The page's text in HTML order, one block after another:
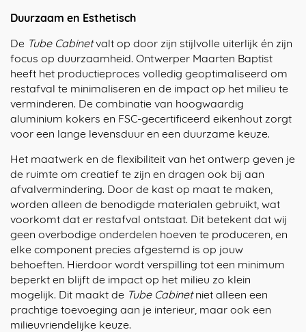
Duurzaam en Esthetisch
De Tube Cabinetvalt op door zijn stijlvolle uiterlijk én zijn
focus op duurzaamheid. Ontwerper Maarten Baptist
heeft het productieproces volledig geoptimaliseerd om
restafval te minimaliseren en de impact op het milieu te
verminderen. De combinatie van hoogwaardig
aluminium kokers en FSC-gecertificeerd eikenhout zorgt
voor een lange levensduur en een duurzame keuze.
Het maatwerk en de flexibiliteit van het ontwerp geven je
de ruimte om creatief te zijn en dragen ook bij aan
afvalvermindering. Door de kast op maat te maken,
worden alleen de benodigde materialen gebruikt, wat
voorkomt dat er restafval ontstaat. Dit betekent dat wij
geen overbodige onderdelen hoeven te produceren, en
elke component precies afgestemd is op jouw
behoeften. Hierdoor wordt verspilling tot een minimum
beperkt en blijft de impact op het milieu zo klein
mogelijk. Dit maakt de Tube Cabinetniet alleen een
prachtige toevoeging aan je interieur, maar ook een
milieuvriendelijke keuze.